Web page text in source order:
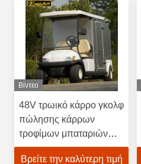
Βίντεο
48V τρωικό κάρρο γκολφ
πώλησης κάρρων
τροφίμων μπαταριών
ηλεκτρικό με το
εμπορευματοκιβώτιο
Βρείτε την καλύτερη τιμή